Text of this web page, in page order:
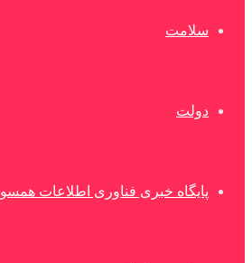
سلامت
دولت
پایگاه خبری فناوری اطلاعات همسو